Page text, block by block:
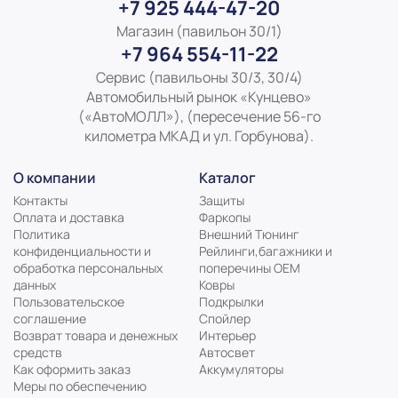
+7 925 444-47-20
Магазин (павильон 30/1)
+7 964 554-11-22
Сервис (павильоны 30/3, 30/4)
Автомобильный рынок «Кунцево»
(«АвтоМОЛЛ»), (пересечение 56-го
километра МКАД и ул. Горбунова).
О компании
Контакты
Оплата и доставка
Политика
конфиденциальности и
обработка персональных
данных
Пользовательское
соглашение
Возврат товара и денежных
средств
Как оформить заказ
Меры по обеспечению
Каталог
Защиты
Фаркопы
Внешний Тюнинг
Рейлинги,багажники и
поперечины ОЕМ
Ковры
Подкрылки
Спойлер
Интерьер
Автосвет
Аккумуляторы